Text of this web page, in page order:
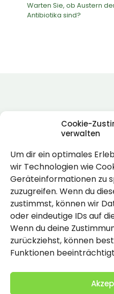
Cookie-
verwalten
Um dir ein optimales
wir Technologien wie
Geräteinformationen zu
zuzugreifen. Wenn du
zustimmst, können wir
oder eindeutige IDs auf
Wenn du deine
zurückziehst, können
Funktionen
Warten Sie, ob Austern
Antibiotika sind?
Rechtlich
Impressum
Datenschutzerklärung
Cookie-Richtlinie (EU)